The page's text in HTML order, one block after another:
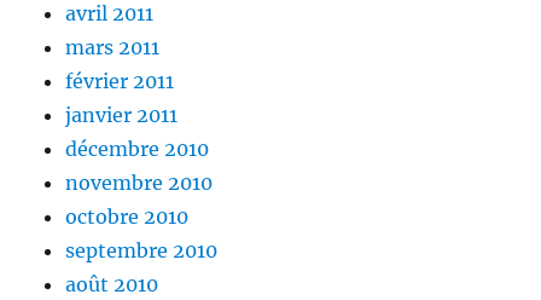
avril 2011
mars 2011
février 2011
janvier 2011
décembre 2010
novembre 2010
octobre 2010
septembre 2010
août 2010